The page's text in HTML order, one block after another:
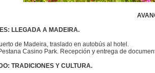
LLEGADA A MADEIRA.
de Madeira, traslado en autobús al hotel.
Casino Park. Recepción y entrega de
TRADICIONES Y CULTURA.